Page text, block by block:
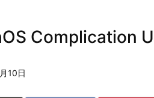
Complication
10日